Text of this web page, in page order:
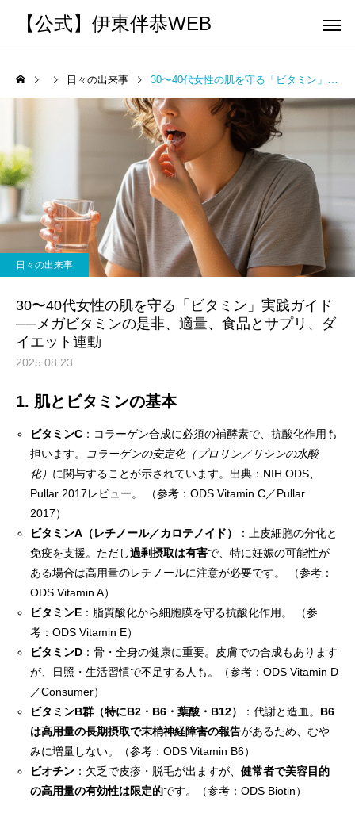
【公式】伊東伴恭WEB
トレーナーとして 個別トレー
出張 講演 セミナー 運動・体操
パーソナルトレーニ
ング
キックボクシングで本当に
痩せますか？｜元日本王者
で答えます
パーソナルトレーニ
ング
パーソナルトレーナー
び方｜失敗しない7つの
解説
日々の出来事 30〜40代女性の肌を守る「ビタミン」実践ガイド──メガビタミンの是非、適量、食品とサプリ、ダイエット連動
日々の出来事
30〜40代女性の肌を守る「ビタミン」実践ガイド
──メガビタミンの是非、適量、食品とサプリ、ダ
イエット連動
2025.08.23
1. 肌とビタミンの基本
ビタミンC ：コラーゲン合成に必須の補酵素で、抗酸化作用も
担います。
コラーゲンの安定化（プロリン／リシンの水酸
化） に関与することが示されています。出典：NIH ODS、
Pullar 2017レビュー。
（参考：ODS Vitamin C／Pullar
2017）
ビタミンA（レチノール／カロテノイド）
：上皮細胞の分化と
免疫を支援。ただし過剰摂取は有害で、特に妊娠の可能性が
ある場合は高用量のレチノールに注意が必要です。
（参考：
ODS Vitamin A）
ビタミンE ：脂質酸化から細胞膜を守る抗酸化作用。
（参
考：ODS Vitamin E）
ビタミンD ：骨・全身の健康に重要。皮膚での合成もあります
が、日照・生活習慣で不足する人も。
（参考：ODS Vitamin D
／Consumer）
ビタミンB群（特にB2・B6・葉酸・B12）
：代謝と造血。 B6
は高用量の長期摂取で末梢神経障害の報告があるため、むや
みに増量しない。
（参考：ODS Vitamin B6）
ビオチン ：欠乏で皮疹・脱毛が出ますが、健常者で美容目的
の高用量の有効性は限定的です。 （参考：ODS Biotin）